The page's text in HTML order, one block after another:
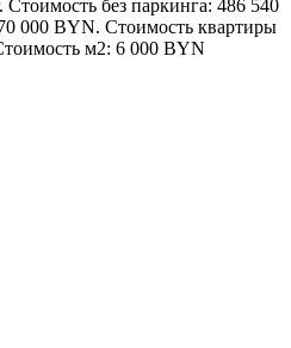
без паркинга: 486 540
000 BYN. Стоимость квартиры
м2: 6 000 BYN